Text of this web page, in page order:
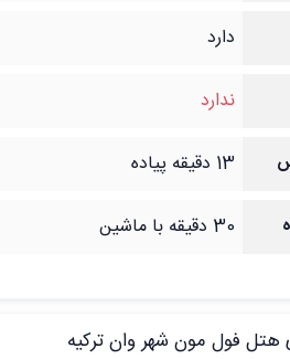
دارد
ندارد
13 دقیقه پیاده
30 دقیقه با ماشین
فول مون شهر وان ترکیه